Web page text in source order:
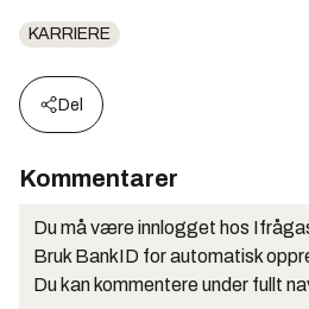
KARRIERE
Del
Kommentarer
Du må være innlogget hos
Bruk BankID for automatisk
Du kan kommentere under fullt